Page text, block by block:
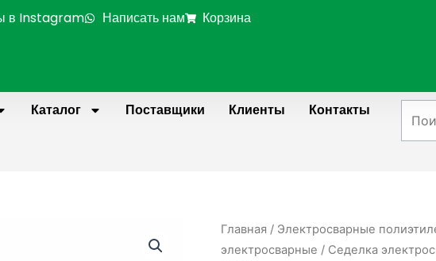
в Instagram Написать нам Корзина
Каталог Поставщики Клиенты Контакты
Главная / Электросварные
электросварные / Седелка
Количество
товара